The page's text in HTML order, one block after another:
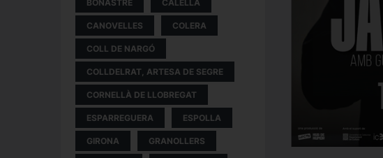
BONASTRE CALELLA
CANOVELLES COLERA
COLL DE NARGÓ
COLLDELRAT, ARTESA DE SEGRE
CORNELLÀ DE LLOBREGAT
ESPARREGUERA ESPOLLA
GIRONA GRANOLLERS